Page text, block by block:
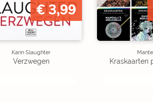
€ 3,99
Karin Slaughter
Verzwegen Kraskaarten